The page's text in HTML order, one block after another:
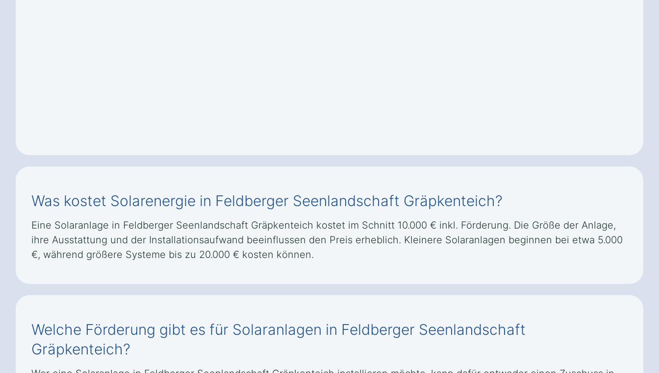
Was kostet Solarenergie in Feldberger Seenlandschaft Gräpkenteich?
Eine Solaranlage in Feldberger Seenlandschaft Gräpkenteich kostet im Schnitt 10.000 € inkl. Förderung. Die Größe der Anlage,
ihre Ausstattung und der Installationsaufwand beeinflussen den Preis erheblich. Kleinere Solaranlagen beginnen bei etwa 5.000
€, während größere Systeme bis zu 20.000 € kosten können.
Welche Förderung gibt es für Solaranlagen in Feldberger Seenlandschaft
Gräpkenteich?